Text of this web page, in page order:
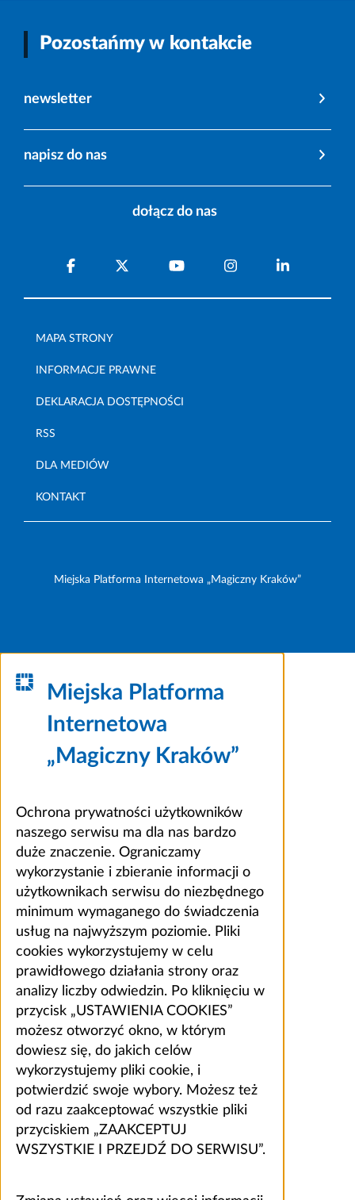
Pozostańmy w kontakcie
newsletter
napisz do nas
dołącz do nas
MAPA STRONY
INFORMACJE PRAWNE
DEKLARACJA DOSTĘPNOŚCI
RSS
DLA MEDIÓW
KONTAKT
Miejska Platforma Internetowa „Magiczny Kraków”
Miejska Platforma
Internetowa
„Magiczny Kraków”
Ochrona prywatności użytkowników
naszego serwisu ma dla nas bardzo
duże znaczenie. Ograniczamy
wykorzystanie i zbieranie informacji o
użytkownikach serwisu do niezbędnego
minimum wymaganego do świadczenia
usług na najwyższym poziomie. Pliki
cookies wykorzystujemy w celu
prawidłowego działania strony oraz
analizy liczby odwiedzin. Po kliknięciu w
przycisk „USTAWIENIA COOKIES”
możesz otworzyć okno, w którym
dowiesz się, do jakich celów
wykorzystujemy pliki cookie, i
potwierdzić swoje wybory. Możesz też
od razu zaakceptować wszystkie pliki
przyciskiem „ZAAKCEPTUJ
WSZYSTKIE I PRZEJDŹ DO SERWISU”.